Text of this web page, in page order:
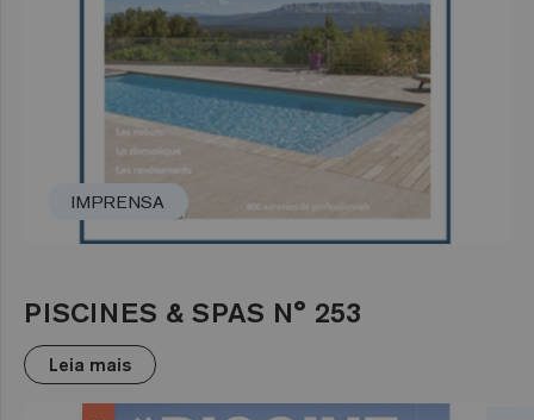
IMPRENSA
PISCINES & SPAS N° 253
Leia mais